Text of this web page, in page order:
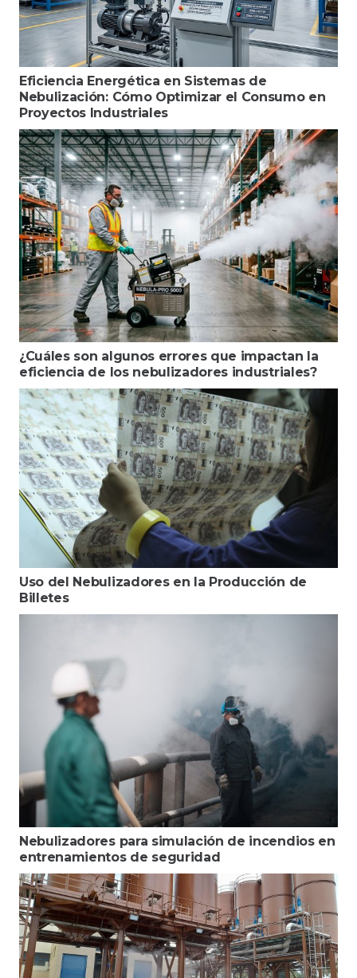
Eficiencia Energética en Sistemas de
Nebulización: Cómo Optimizar el Consumo en
Proyectos Industriales
¿Cuáles son algunos errores que impactan la
eficiencia de los nebulizadores industriales?
Uso del Nebulizadores en la Producción de
Billetes
Nebulizadores para simulación de incendios en
entrenamientos de seguridad